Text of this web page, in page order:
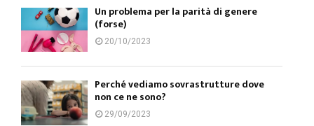
Un problema per la parità di genere
(forse)
20/10/2023
Perché vediamo sovrastrutture dove
non ce ne sono?
29/09/2023